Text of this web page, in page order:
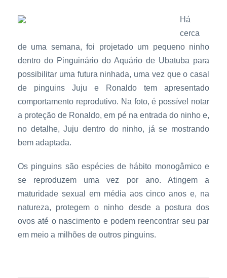
Há
cerca
de uma semana, foi projetado um pequeno ninho
dentro do Pinguinário do Aquário de Ubatuba para
possibilitar uma futura ninhada, uma vez que o casal
de pinguins Juju e Ronaldo tem apresentado
comportamento reprodutivo. Na foto, é possível notar
a proteção de Ronaldo, em pé na entrada do ninho e,
no detalhe, Juju dentro do ninho, já se mostrando
bem adaptada.
Os pinguins são espécies de hábito monogâmico e
se reproduzem uma vez por ano. Atingem a
maturidade sexual em média aos cinco anos e, na
natureza, protegem o ninho desde a postura dos
ovos até o nascimento e podem reencontrar seu par
em meio a milhões de outros pinguins.